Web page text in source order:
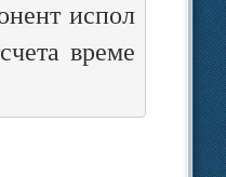
изображение
испол
време